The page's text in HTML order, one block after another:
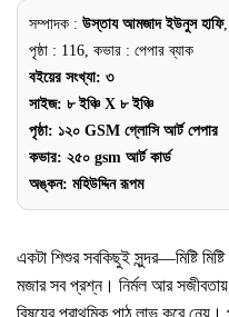
সম্পাদক : উস্তায আমজাদ ইউনুস হাফি,
পৃষ্ঠা : 116, কভার : পেপার ব্যাক
বইয়ের সংখ্যা: ৩
সাইজ: ৮ ইঞ্চি X ৮ ইঞ্চি
পৃষ্ঠা: ১২০ GSM গ্লোসি আর্ট পেপার
কভার: ২৫০ gsm আর্ট কার্ড
অঙ্কন: মহিউদ্দিন রূপম
একটা শিশুর সবকিছুই সুন্দর—মিষ্টি
মজার সব প্রশ্ন। নির্মল আর
বিষয়ের প্রাথমিক পাঠ লাভ করে